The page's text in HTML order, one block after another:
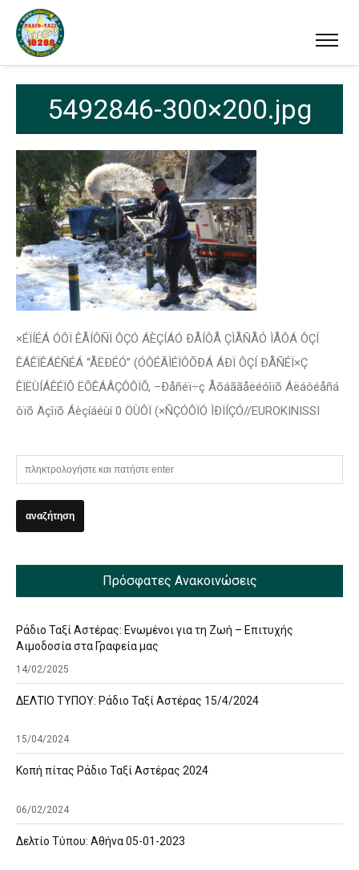
5492846-300×200.jpg
×ÉÏÍÉÁ ÓÔÏ ÊÅÍÔÑÏ ÔÇÓ ÁÈÇÍÁÓ ÐÅÍÔÅ ÇÌÅÑÅÓ ÌÅÔÁ ÔÇÍ
ÊÁÊÏÊÁÉÑÉÁ “ÅËÐÉÓ” (ÓÔÉÃÌÉÏÔÕÐÁ ÁÐÏ ÔÇÍ ÐÅÑÉÏ×Ç
ÊÏËÙÍÁÊÉÏÕ ËÕÊÁÂÇÔÔÏÕ, –Ðåñéï÷ç Åõáããåëéóìïõ Áëáôéåñá
ôïõ Äçìïõ Áèçíáéùí 0 ÖÙÔÏ (×ÑÇÓÔÏÓ ÌÐÏÍÇÓ//EUROKINISSI
Πρόσφατες Ανακοινώσεις
Ράδιο Ταξί Αστέρας: Ενωμένοι για τη Ζωή – Επιτυχής
Αιμοδοσία στα Γραφεία μας
14/02/2025
ΔΕΛΤΙΟ ΤΥΠΟΥ: Ράδιο Ταξί Αστέρας 15/4/2024
15/04/2024
Κοπή πίτας Ράδιο Ταξί Αστέρας 2024
06/02/2024
Δελτίο Τύπου: Αθήνα 05-01-2023